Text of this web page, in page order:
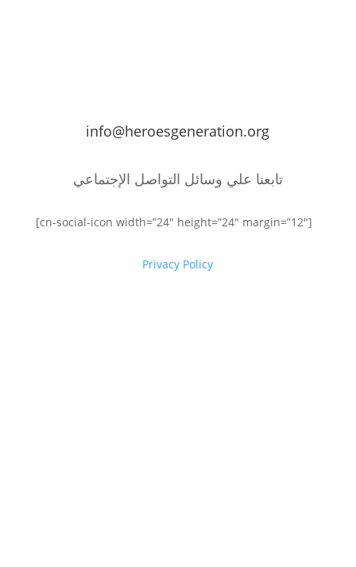
info@heroesgeneration.org
تابعنا علي وسائل التواصل الإجتماعي
[cn-social-icon width=”24″ height=”24″ margin=”12″]
Privacy Policy